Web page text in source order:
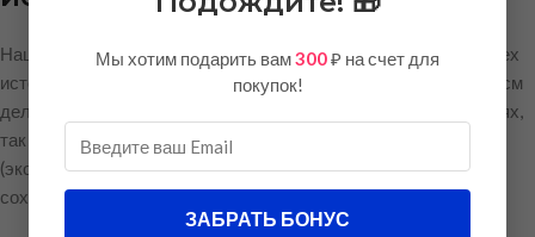
Наш флаг Российской империи изготовлен с соблюдением всех
исторических пропорций и цветовой гаммы. Размер 150х225 см
делает его идеальным как для использования на мероприятиях,
так и для декоративных целей. Ткань флага — шелк тафетта
(эконом вариант) — обеспечивает отличный внешний вид при
сохранении доступной цены.
Мы хотим подарить вам300₽ на счет для
покупок!
ЗАБРАТЬ БОНУС